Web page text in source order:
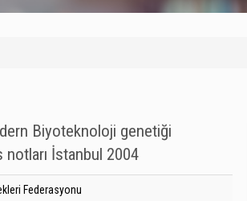
Biyoteknoloji genetiği
İstanbul 2004
Federasyonu